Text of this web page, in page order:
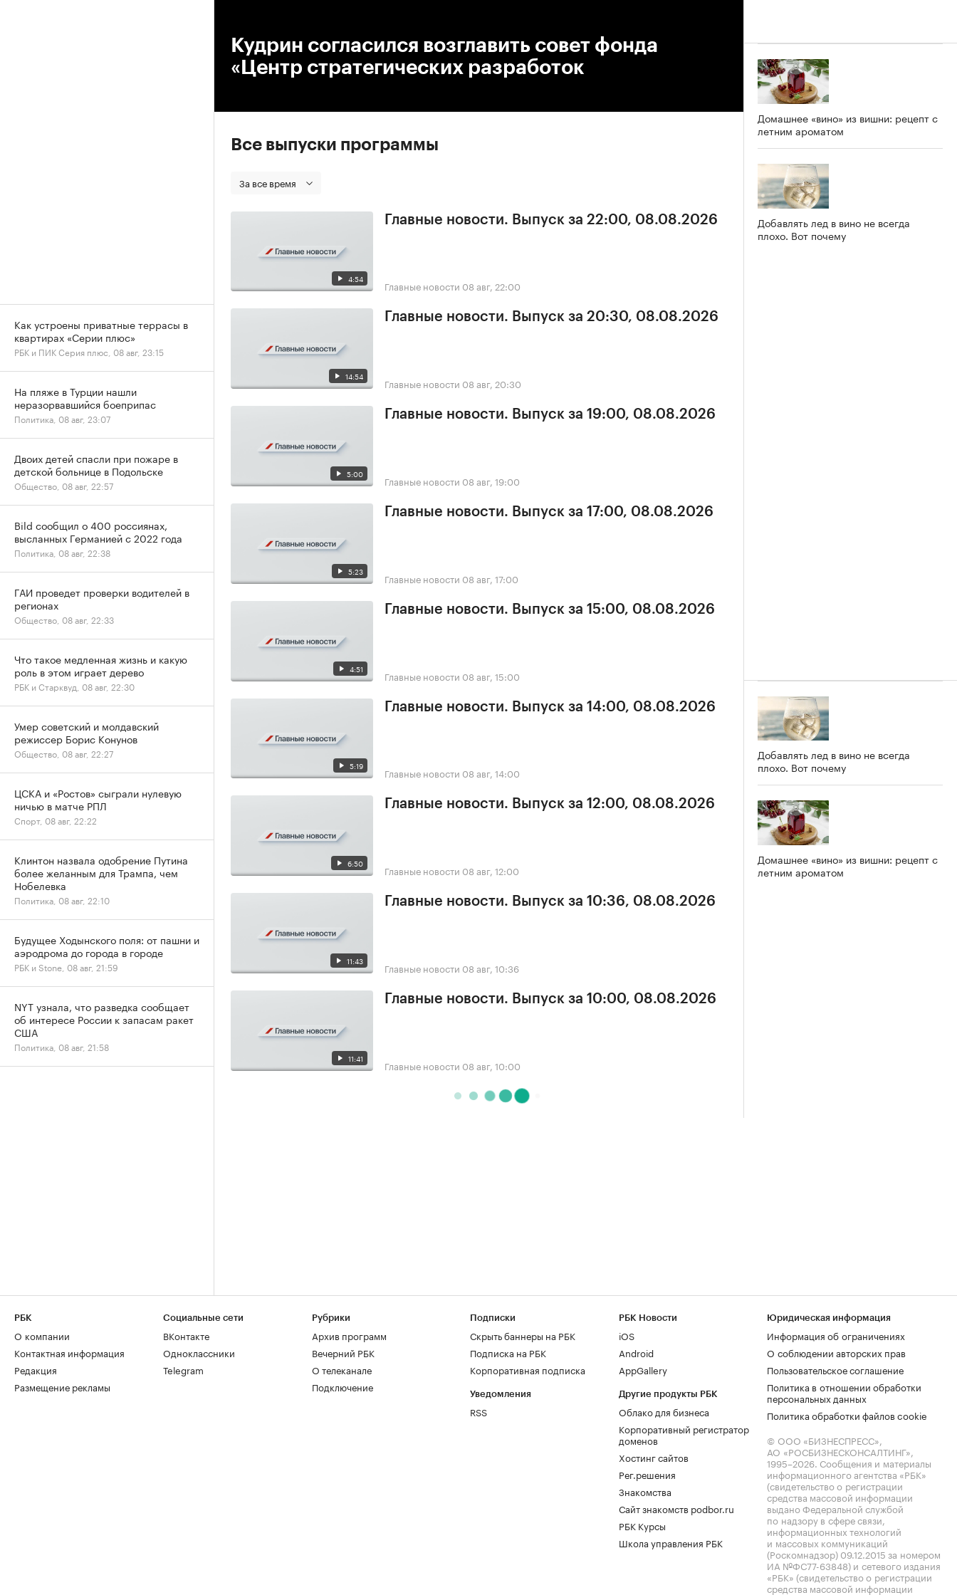
Кудрин согласился возглавить совет фонда
«Центр стратегических разработок
Все выпуски программы
За все время
4:54
Главные новости. Выпуск за 22:00, 08.08.2026
Главные новости 08 авг, 22:00
14:54
Главные новости. Выпуск за 20:30, 08.08.2026
Главные новости 08 авг, 20:30
5:00
Главные новости. Выпуск за 19:00, 08.08.2026
Главные новости 08 авг, 19:00
5:23
Главные новости. Выпуск за 17:00, 08.08.2026
Главные новости 08 авг, 17:00
4:51
Главные новости. Выпуск за 15:00, 08.08.2026
Главные новости 08 авг, 15:00
5:19
Главные новости. Выпуск за 14:00, 08.08.2026
Главные новости 08 авг, 14:00
6:50
Главные новости. Выпуск за 12:00, 08.08.2026
Главные новости 08 авг, 12:00
11:43
Главные новости. Выпуск за 10:36, 08.08.2026
Главные новости 08 авг, 10:36
11:41
Главные новости. Выпуск за 10:00, 08.08.2026
Главные новости 08 авг, 10:00
Домашнее «вино» из вишни: рецепт с
летним ароматом
Добавлять лед в вино не всегда
плохо. Вот почему
Добавлять лед в вино не всегда
плохо. Вот почему
Домашнее «вино» из вишни: рецепт с
летним ароматом
Как устроены приватные террасы в
квартирах «Серии плюс»
РБК и ПИК Серия плюс, 08 авг, 23:15
На пляже в Турции нашли
неразорвавшийся боеприпас
Политика, 08 авг, 23:07
Двоих детей спасли при пожаре в
детской больнице в Подольске
Общество, 08 авг, 22:57
Bild сообщил о 400 россиянах,
высланных Германией с 2022 года
Политика, 08 авг, 22:38
ГАИ проведет проверки водителей в
регионах
Общество, 08 авг, 22:33
Что такое медленная жизнь и какую
роль в этом играет дерево
РБК и Старквуд, 08 авг, 22:30
Умер советский и молдавский
режиссер Борис Конунов
Общество, 08 авг, 22:27
ЦСКА и «Ростов» сыграли нулевую
ничью в матче РПЛ
Спорт, 08 авг, 22:22
Клинтон назвала одобрение Путина
более желанным для Трампа, чем
Нобелевка
Политика, 08 авг, 22:10
Будущее Ходынского поля: от пашни и
аэродрома до города в городе
РБК и Stone, 08 авг, 21:59
NYT узнала, что разведка сообщает
об интересе России к запасам ракет
США
Политика, 08 авг, 21:58
РБК
О компании
Контактная информация
Редакция
Размещение рекламы
Социальные сети
ВКонтакте
Одноклассники
Telegram
Рубрики
Архив программ
Вечерний РБК
О телеканале
Подключение
Подписки
Скрыть баннеры на РБК
Подписка на РБК
Корпоративная подписка
Уведомления
RSS
РБК Новости
iOS
Android
AppGallery
Другие продукты РБК
Облако для бизнеса
Корпоративный регистратор
доменов
Хостинг сайтов
Рег.решения
Знакомства
Сайт знакомств podbor.ru
РБК Курсы
Школа управления РБК
Юридическая информация
Информация об ограничениях
О соблюдении авторских прав
Пользовательское соглашение
Политика в отношении обработки
персональных данных
Политика обработки файлов cookie
© ООО «БИЗНЕСПРЕСС»,
АО «РОСБИЗНЕСКОНСАЛТИНГ»,
1995–2026. Сообщения и материалы
информационного агентства «РБК»
(свидетельство о регистрации
средства массовой информации
выдано Федеральной службой
по надзору в сфере связи,
информационных технологий
и массовых коммуникаций
(Роскомнадзор) 09.12.2015 за номером
ИА №ФС77-63848) и сетевого издания
«РБК» (свидетельство о регистрации
средства массовой информации